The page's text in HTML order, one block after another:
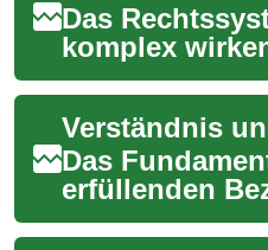
Das
komplex
Verständnis
Rechte ist ein
für jeden
Das
erfüllenden
Verständnis